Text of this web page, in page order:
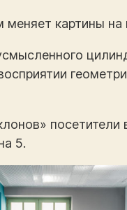
меняет картины на
посетители
5.